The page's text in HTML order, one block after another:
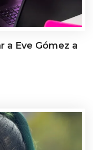
a Eve Gómez a